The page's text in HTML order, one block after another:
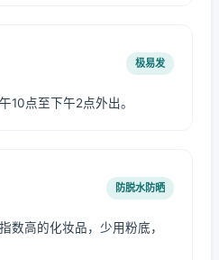
极易发
10点至下午2点外出。
防脱水防晒
数高的化妆品，少用粉底，